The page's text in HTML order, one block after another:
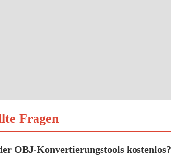
Fragen
OBJ-Konvertierungstools kostenlos?